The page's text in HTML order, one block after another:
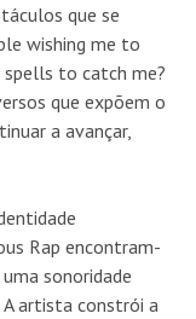
que se
wishing me to
to catch me?
que expõem o
a avançar,
Rap encontram-
sonoridade
artista constrói a